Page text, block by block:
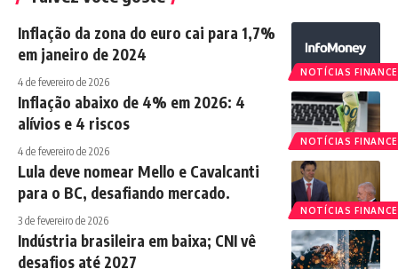
NOTÍCIAS
Inflação da zona do euro cai para 1,7%
em janeiro de 2024
4 de fevereiro de 2026
NOTÍCIAS
Inflação abaixo de 4% em 2026: 4
alívios e 4 riscos
4 de fevereiro de 2026
NOTÍCIAS
Lula deve nomear Mello e Cavalcanti
para o BC, desafiando mercado.
3 de fevereiro de 2026
Indústria brasileira em baixa; CNI vê
desafios até 2027